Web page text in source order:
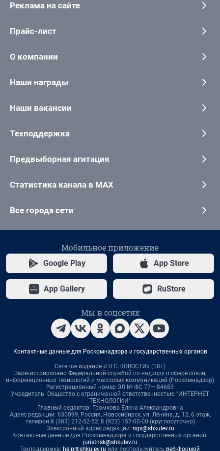
Реклама на сайте
Прайс-лист
О компании
Наши награды
Наши вакансии
Техподдержка
Предвыборная агитация
Статистика канала в MAX
Все города сети
Мобильное приложение
Google Play App Store
App Gallery RuStore
Мы в соцсетях
Контактные данные для Роскомнадзора и государственных органов
Сетевое издание «НГС.НОВОСТИ» (18+)
Зарегистрировано Федеральной службой по надзору в сфере связи,
информационных технологий и массовых коммуникаций (Роскомнадзор)
Регистрационный номер ЭЛ № ФС 77— 84683
Учредитель: Общество с ограниченной ответственностью "ИНТЕРНЕТ
ТЕХНОЛОГИИ"
Главный редактор: Громкова Елена Александровна
Адрес редакции: 630099, Россия, Новосибирск, ул. Ленина, д. 12, 6 этаж,
телефон 8 (383) 212-52-52, 8 (923) 157-00-00 (круглосуточно)
Электронный адрес редакции: ngs@shkulev.ru
Контактные данные для Роскомнадзора и государственных органов:
juristnsk@shkulev.ru
Техподдержка: help@shkulev.ru или воспользуйтесь веб-формой